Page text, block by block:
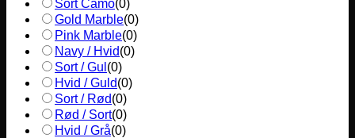
Sort Camo(0)
Gold Marble(0)
Pink Marble(0)
Navy / Hvid(0)
Sort / Gul (0)
Hvid / Guld(0)
Sort / Rød(0)
Rød / Sort(0)
Hvid / Grå(0)